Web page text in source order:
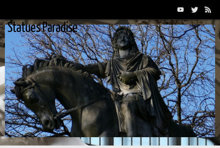
contenu
Statues Paradise